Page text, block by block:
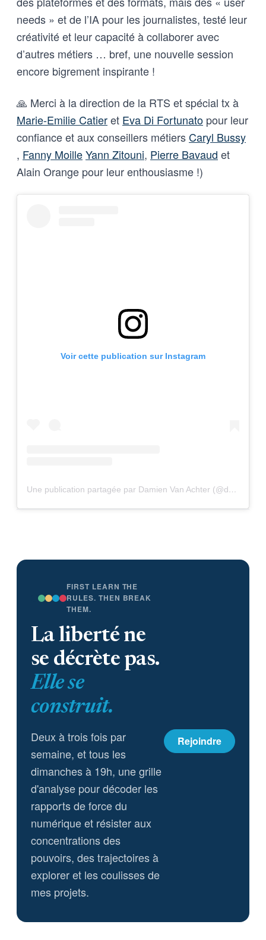
needs » et de l’IA pour les journalistes, testé leur
créativité et leur capacité à collaborer avec
d’autres métiers … bref, une nouvelle session
encore bigrement inspirante !
🙏 Merci à la direction de la RTS et spécial tx à
Marie-Emilie Catieret Eva Di Fortunato pour leur
confiance et aux conseillers métiersCaryl Bussy
, Fanny MoilleYann Zitouni, Pierre Bavaud et
Alain Orange pour leur enthousiasme !)
Voir cette publication sur Instagram
Une publication partagée par Damien Van Achter (@davanac)
FIRST LEARN THE
RULES. THEN BREAK
THEM.
La liberté ne
se décrète pas.
Elle se
construit.
Deux à trois fois par
semaine, et tous les
dimanches à 19h, une grille
d'analyse pour décoder les
rapports de force du
numérique et résister aux
concentrations des
pouvoirs, des trajectoires à
explorer et les coulisses de
mes projets.
Rejoindre